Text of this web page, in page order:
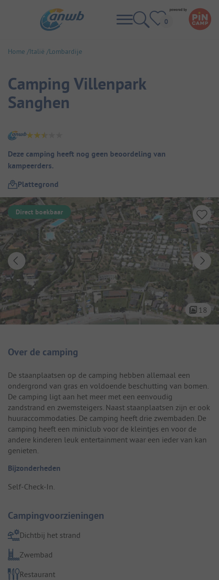
Home Italië Lombardije
Camping Villenpark
Sanghen
Camping overzicht
Deze camping heeft nog geen beoordeling van
kampeerders.
Plattegrond
Direct boekbaar
18
Over de camping
De staanplaatsen op de camping hebben allemaal een
ondergrond van gras en voldoende beschutting van bomen.
De camping ligt aan het meer met een eenvoudig
zandstrand en zwemsteigers. Naast staanplaatsen zijn er ook
huuraccommodaties. De camping heeft drie zwembaden. De
camping heeft een miniclub voor de kleintjes en voor de
andere kinderen leuk entertainment waar een ieder van kan
genieten.
Bijzonderheden
Self-Check-In.
Campingvoorzieningen
Dichtbij het strand
Zwembad
Restaurant